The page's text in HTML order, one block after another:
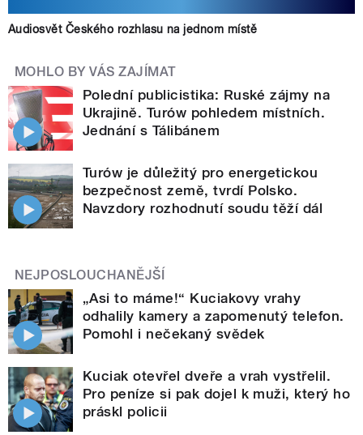
Audiosvět Českého rozhlasu na jednom místě
MOHLO BY VÁS ZAJÍMAT
Polední publicistika: Ruské zájmy na
Ukrajině. Turów pohledem místních.
Jednání s Tálibánem
Turów je důležitý pro energetickou
bezpečnost země, tvrdí Polsko.
Navzdory rozhodnutí soudu těží dál
NEJPOSLOUCHANĚJŠÍ
„Asi to máme!“ Kuciakovy vrahy
odhalily kamery a zapomenutý telefon.
Pomohl i nečekaný svědek
Kuciak otevřel dveře a vrah vystřelil.
Pro peníze si pak dojel k muži, který ho
práskl policii